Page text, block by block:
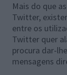
Mais do que
Twitter,
entre os
Twitter quer
procura dar-
mensagens